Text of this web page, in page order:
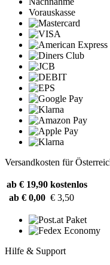
Vorauskasse
Versandkosten für
ab € 19,90 kostenlos
ab € 0,00 € 3,50
Hilfe & Support